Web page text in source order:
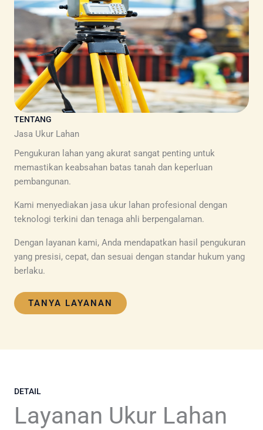
TENTANG
Jasa Ukur Lahan
Pengukuran lahan yang akurat sangat penting untuk
memastikan keabsahan batas tanah dan keperluan
pembangunan.
Kami menyediakan jasa ukur lahan profesional dengan
teknologi terkini dan tenaga ahli berpengalaman.
Dengan layanan kami, Anda mendapatkan hasil pengukuran
yang presisi, cepat, dan sesuai dengan standar hukum yang
berlaku.
TANYA LAYANAN
DETAIL
Layanan Ukur Lahan